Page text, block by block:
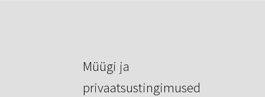
Müügi ja
privaatsustingimused